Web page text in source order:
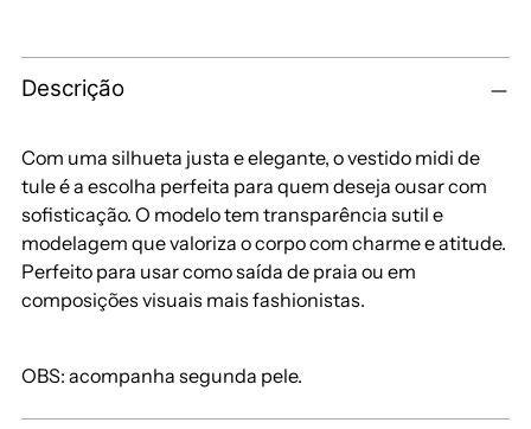
Descrição
Com uma silhueta justa e elegante, o vestido midi de
tule é a escolha perfeita para quem deseja ousar com
sofisticação. O modelo tem transparência sutil e
modelagem que valoriza o corpo com charme e atitude.
Perfeito para usar como saída de praia ou em
composições visuais mais fashionistas.
OBS: acompanha segunda pele.